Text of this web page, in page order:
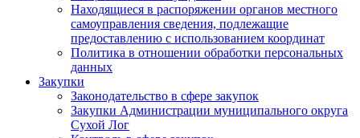
Находящиеся в распоряжении органов местного
самоуправления сведения, подлежащие
предоставлению с использованием координат
Политика в отношении обработки персональных
данных
Закупки
Законодательство в сфере закупок
Закупки Администрации муниципального округа
Сухой Лог